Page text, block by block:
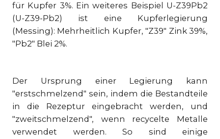
für Kupfer 3%. Ein weiteres Beispiel U-Z39Pb2
(U-Z39-Pb2) ist eine Kupferlegierung
(Messing): Mehrheitlich Kupfer, "Z39" Zink 39%,
"Pb2" Blei 2%.
Der Ursprung einer Legierung kann
"erstschmelzend" sein, indem die Bestandteile
in die Rezeptur eingebracht werden, und
"zweitschmelzend", wenn recycelte Metalle
verwendet werden. So sind einige